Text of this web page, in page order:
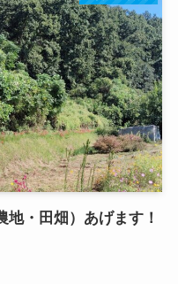
地・田畑）あげます！